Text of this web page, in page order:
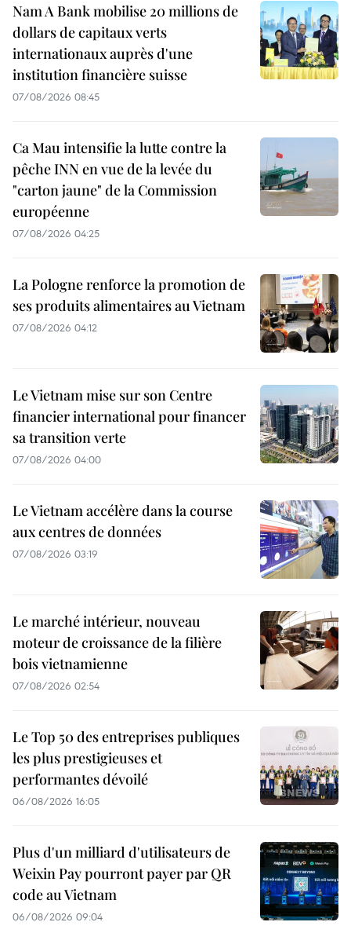
Nam A Bank mobilise 20 millions de
dollars de capitaux verts
internationaux auprès d'une
institution financière suisse
07/08/2026 08:45
Ca Mau intensifie la lutte contre la
pêche INN en vue de la levée du
"carton jaune" de la Commission
européenne
07/08/2026 04:25
La Pologne renforce la promotion de
ses produits alimentaires au Vietnam
07/08/2026 04:12
Le Vietnam mise sur son Centre
financier international pour financer
sa transition verte
07/08/2026 04:00
Le Vietnam accélère dans la course
aux centres de données
07/08/2026 03:19
Le marché intérieur, nouveau
moteur de croissance de la filière
bois vietnamienne
07/08/2026 02:54
Le Top 50 des entreprises publiques
les plus prestigieuses et
performantes dévoilé
06/08/2026 16:05
Plus d'un milliard d'utilisateurs de
Weixin Pay pourront payer par QR
code au Vietnam
06/08/2026 09:04